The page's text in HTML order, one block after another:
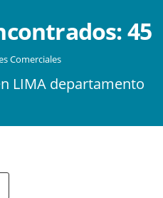
45
Comerciales
LIMA departamento